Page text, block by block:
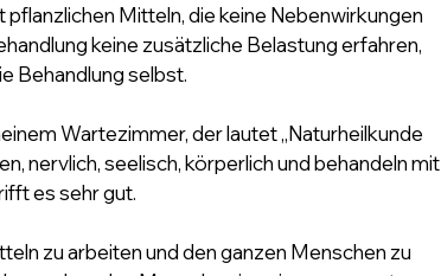
Mitteln, die keine Nebenwirkungen
keine zusätzliche Belastung erfahren,
Behandlung selbst.
Wartezimmer, der lautet „Naturheilkunde
nervlich, seelisch, körperlich und behandeln mit
es sehr gut.
zu arbeiten und den ganzen Menschen zu